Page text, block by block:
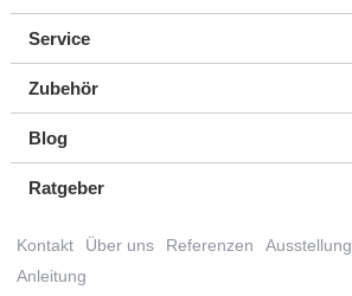
Service
Zubehör
Blog
Ratgeber
Kontakt Über uns Referenzen Ausstellung
Anleitung